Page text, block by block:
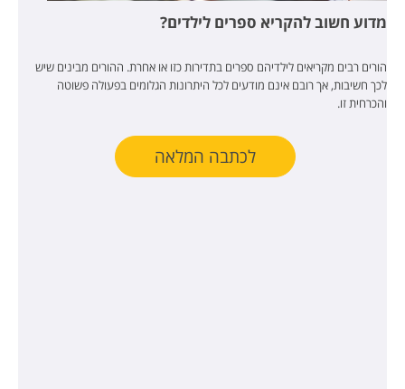
מדוע חשוב להקריא ספרים לילדים?
הורים רבים מקריאים לילדיהם ספרים בתדירות כזו או אחרת. ההורים מבינים שיש
לכך חשיבות, אך רובם אינם מודעים לכל היתרונות הגלומים בפעולה פשוטה
והכרחית זו.
לכתבה המלאה